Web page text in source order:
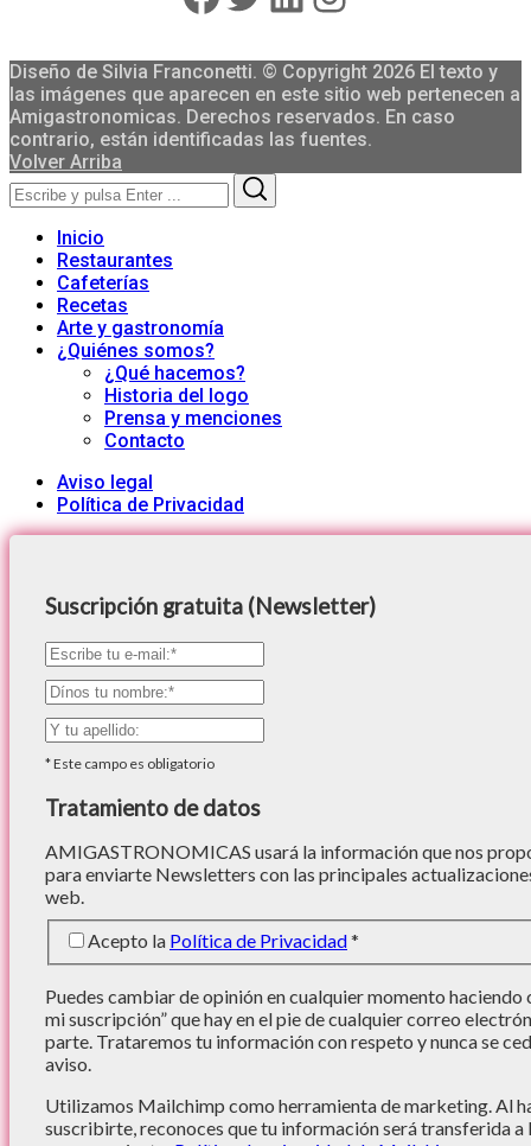
Diseño de Silvia Franconetti. © Copyright 2026 El texto y
las imágenes que aparecen en este sitio web pertenecen a
Amigastronomicas. Derechos reservados. En caso
contrario, están identificadas las fuentes.
Volver Arriba
Search
for:
Inicio
Restaurantes
Cafeterías
Recetas
Arte y gastronomía
¿Quiénes somos?
¿Qué hacemos?
Historia del logo
Prensa y menciones
Contacto
Aviso legal
Política de Privacidad
Suscripción gratuita (Newsletter)
*Este campo es obligatorio
Tratamiento de datos
AMIGASTRONOMICAS usará la información que nos
para enviarte Newsletters con las principales
web.
Acepto la Política de Privacidad*
Puedes cambiar de opinión en cualquier momento haciendo
mi suscripción” que hay en el pie de cualquier correo
parte. Trataremos tu información con respeto y nunca se
aviso.
Utilizamos Mailchimp como herramienta de marketing. Al
suscribirte, reconoces que tu información será transferida